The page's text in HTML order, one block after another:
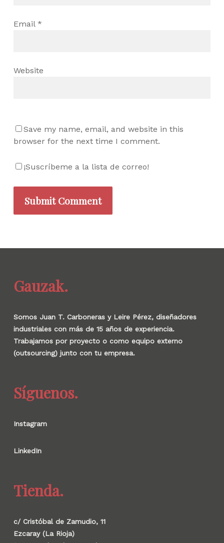
Email *
Website
Save my name, email, and website in this
browser for the next time I comment.
¡Suscríbeme a la lista de correo!
Gauzak.
Somos Juan T. Carboneras y Leire Pérez, diseñadores
industriales con más de 15 años de experiencia.
Trabajamos por proyecto o como equipo externo
(outsourcing) junto con tu empresa.
Síguenos.
Instagram
LinkedIn
Tienda.
c/ Cristóbal de Zamudio, 11
Ezcaray (La Rioja)